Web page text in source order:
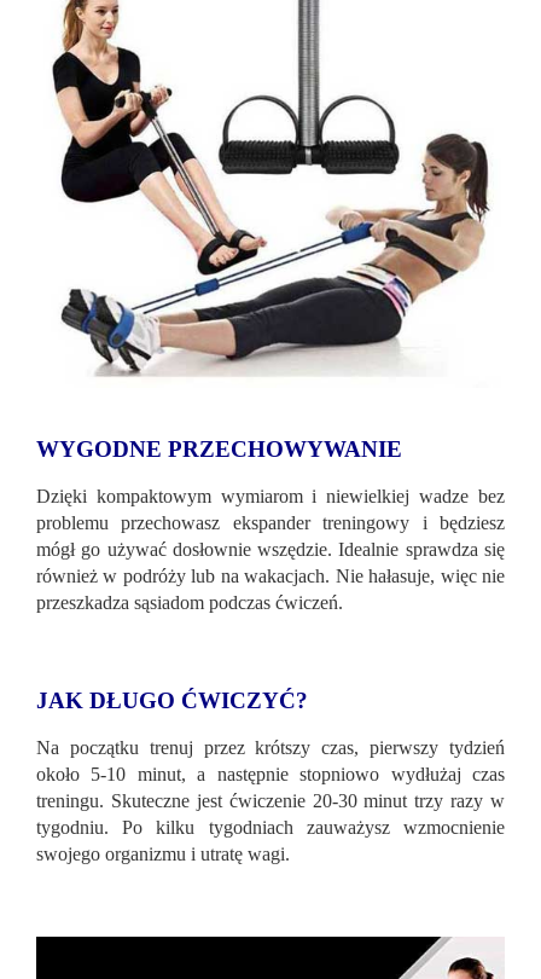
WYGODNE PRZECHOWYWANIE
Dzięki kompaktowym wymiarom i niewielkiej wadze bez
problemu przechowasz ekspander treningowy i będziesz
mógł go używać dosłownie wszędzie. Idealnie sprawdza się
również w podróży lub na wakacjach. Nie hałasuje, więc nie
przeszkadza sąsiadom podczas ćwiczeń.
JAK DŁUGO ĆWICZYĆ?
Na początku trenuj przez krótszy czas, pierwszy tydzień
około 5-10 minut, a następnie stopniowo wydłużaj czas
treningu. Skuteczne jest ćwiczenie 20-30 minut trzy razy w
tygodniu. Po kilku tygodniach zauważysz wzmocnienie
swojego organizmu i utratę wagi.